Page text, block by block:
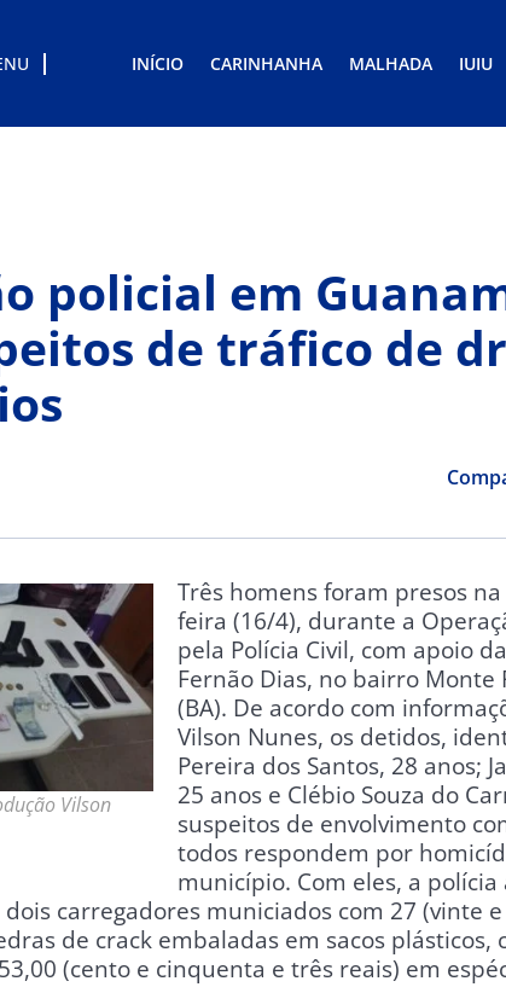
INÍCIO CARINHANHA MALHADA IUIU
policial em
de tráfico de
Vilson
Três homens foram presos
feira (16/4), durante a
pela Polícia Civil, com apoio
Fernão Dias, no bairro Monte
(BA). De acordo com
Vilson Nunes, os detidos,
Pereira dos Santos, 28 anos;
25 anos e Clébio Souza do
suspeitos de envolvimento
todos respondem por
município. Com eles, a
carregadores municiados com 27 (vinte
de crack embaladas em sacos plásticos,
(cento e cinquenta e três reais) em